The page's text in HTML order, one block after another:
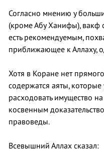
Согласно мнению у
(кроме Абу Ханифы), вакф
есть рекомендуемым,
приближающее к Аллаху,
Хотя в Коране нет
содержатся аяты,
расходовать имущество
косвенным
правоведы.
Всевышний Аллах сказал: